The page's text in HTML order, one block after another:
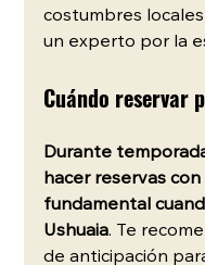
costumbres
un experto por la
Cuándo reservar
Durante
hacer reservas
fundamental
Ushuaia. Te
de anticipación